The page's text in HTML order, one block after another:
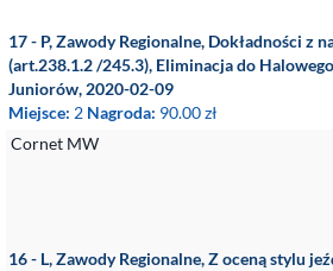
17 - P, Zawody Regionalne, Dokładności z
(art.238.1.2 /245.3), Eliminacja do
Juniorów, 2020-02-09
Miejsce: 2 Nagroda: 90.00 zł
Cornet MW
16 - L, Zawody Regionalne, Z oceną stylu